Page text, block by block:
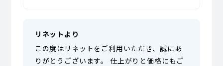
リネットより
この度はリネットをご利用いただき、誠にあ
りがとうございます。 仕上がりと価格にもご